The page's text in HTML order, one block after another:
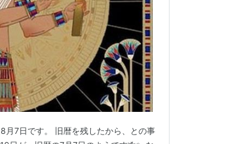
月7日です。 旧暦を残したから、との事